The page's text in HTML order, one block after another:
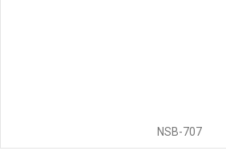
NSB-707